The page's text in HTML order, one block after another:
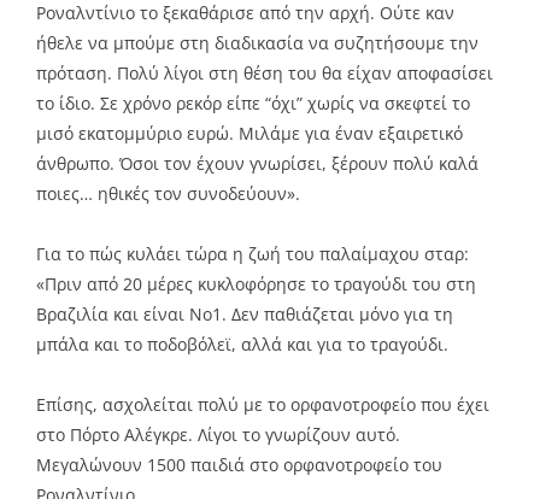
Ροναλντίνιο το ξεκαθάρισε από την αρχή. Ούτε καν
ήθελε να μπούμε στη διαδικασία να συζητήσουμε την
πρόταση. Πολύ λίγοι στη θέση του θα είχαν αποφασίσει
το ίδιο. Σε χρόνο ρεκόρ είπε “όχι” χωρίς να σκεφτεί το
μισό εκατομμύριο ευρώ. Μιλάμε για έναν εξαιρετικό
άνθρωπο. Όσοι τον έχουν γνωρίσει, ξέρουν πολύ καλά
ποιες… ηθικές τον συνοδεύουν».
Για το πώς κυλάει τώρα η ζωή του παλαίμαχου σταρ:
«Πριν από 20 μέρες κυκλοφόρησε το τραγούδι του στη
Βραζιλία και είναι Νο1. Δεν παθιάζεται μόνο για τη
μπάλα και το ποδοβόλεϊ, αλλά και για το τραγούδι.
Επίσης, ασχολείται πολύ με το ορφανοτροφείο που έχει
στο Πόρτο Αλέγκρε. Λίγοι το γνωρίζουν αυτό.
Μεγαλώνουν 1500 παιδιά στο ορφανοτροφείο του